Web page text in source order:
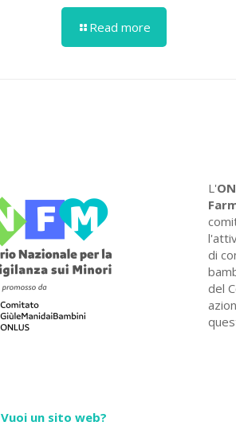
Read more
L'
di
del
Vuoi un sito web?